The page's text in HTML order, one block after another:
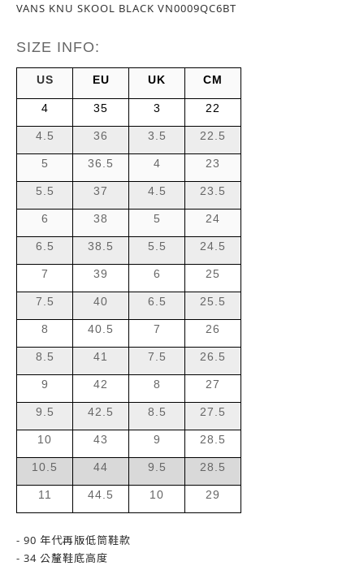
VANS KNU SKOOL BLACK VN0009QC6BT
SIZE INFO:
US EU UK CM
4 35 3 22
4.5 36 3.5 22.5
5 36.5 4 23
5.5 37 4.5 23.5
6 38 5 24
6.5 38.5 5.5 24.5
7 39 6 25
7.5 40 6.5 25.5
8 40.5 7 26
8.5 41 7.5 26.5
9 42 8 27
9.5 42.5 8.5 27.5
10 43 9 28.5
10.5 44 9.5 28.5
11 44.5 10 29
- 90 年代再版低筒鞋款
- 34 公釐鞋底高度